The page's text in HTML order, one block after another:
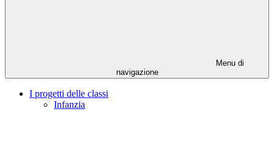
Menu di
navigazione
I progetti delle classi
Infanzia